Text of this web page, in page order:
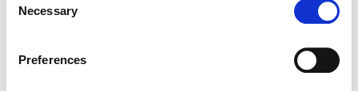
the Privacy trigger icon.
Collect information about your geographical location
Selection
Necessary
Preferences
(Bundesamt für Justiz: